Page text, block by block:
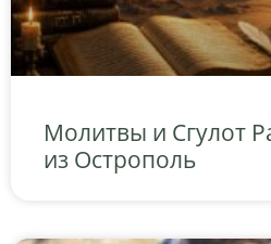
Молитвы и Сгулот
из Острополь